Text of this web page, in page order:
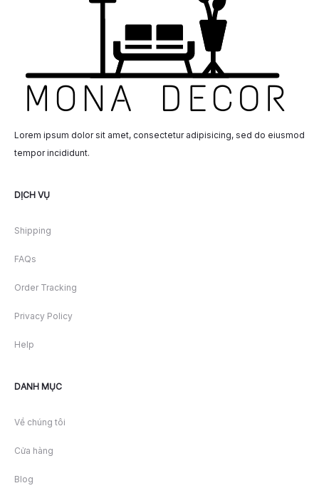
Lorem ipsum dolor sit amet, consectetur adipisicing, sed do eiusmod
tempor incididunt.
DỊCH VỤ
Shipping
FAQs
Order Tracking
Privacy Policy
Help
DANH MỤC
Về chúng tôi
Cửa hàng
Blog